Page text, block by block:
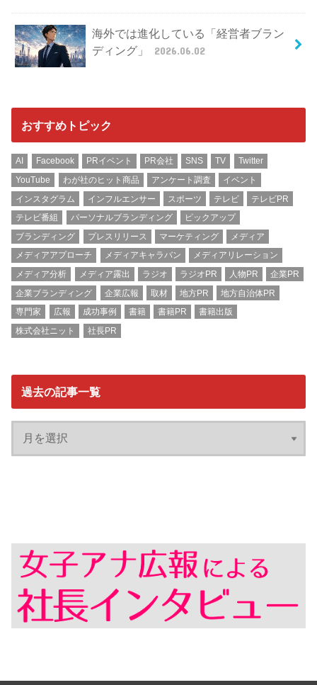
海外では進化している「経営者ブラン
ディング」
2026.06.02
おすすめトピック
AI Facebook PRイベント PR会社 SNS TV
Twitter
YouTube
わが社のヒット商品 アンケート調査
イベント
インスタグラム
インフルエンサー スポーツ テレビ
テレビPR
テレビ番組
パーソナルブランディング
ピックアップ
ブランディング
プレスリリース マーケティング
メディア
メディアアプローチ
メディアキャラバン
メディアリレーション
メディア分析
メディア露出 ラジオ ラジオPR 人物PR
企業PR
企業ブランディング
企業広報 取材 地方PR
地方自治体PR
専門家
広報 成功事例 書籍 書籍PR
書籍出版
株式会社ニット
社長PR
過去の記事一覧